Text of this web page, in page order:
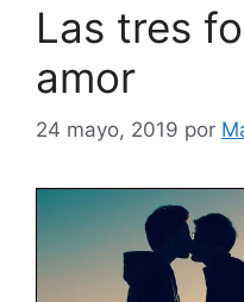
Las tres
amor
24 mayo, 2019 por